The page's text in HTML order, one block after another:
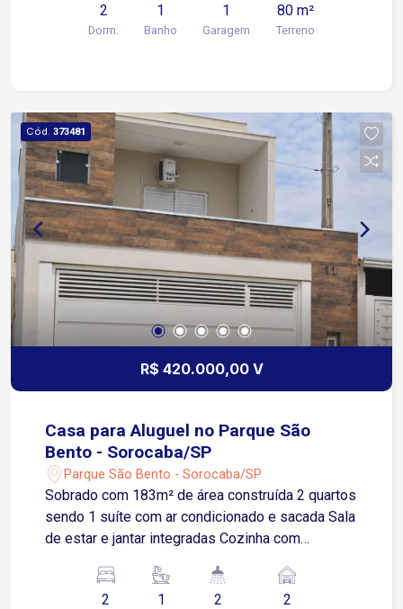
2
Dorm.
1
Banho
1
Garagem
80 m²
Terreno
Cód. 373481
R$ 420.000,00 V
Casa para Aluguel no Parque São
Bento - Sorocaba/SP
Parque São Bento - Sorocaba/SP
Sobrado com 183m² de área construída 2 quartos
sendo 1 suíte com ar condicionado e sacada Sala
de estar e jantar integradas Cozinha com
box blindex Quintal com espaço gourmet e
churrasqueira 2 vagas cobertas com portão
2 1 2 2